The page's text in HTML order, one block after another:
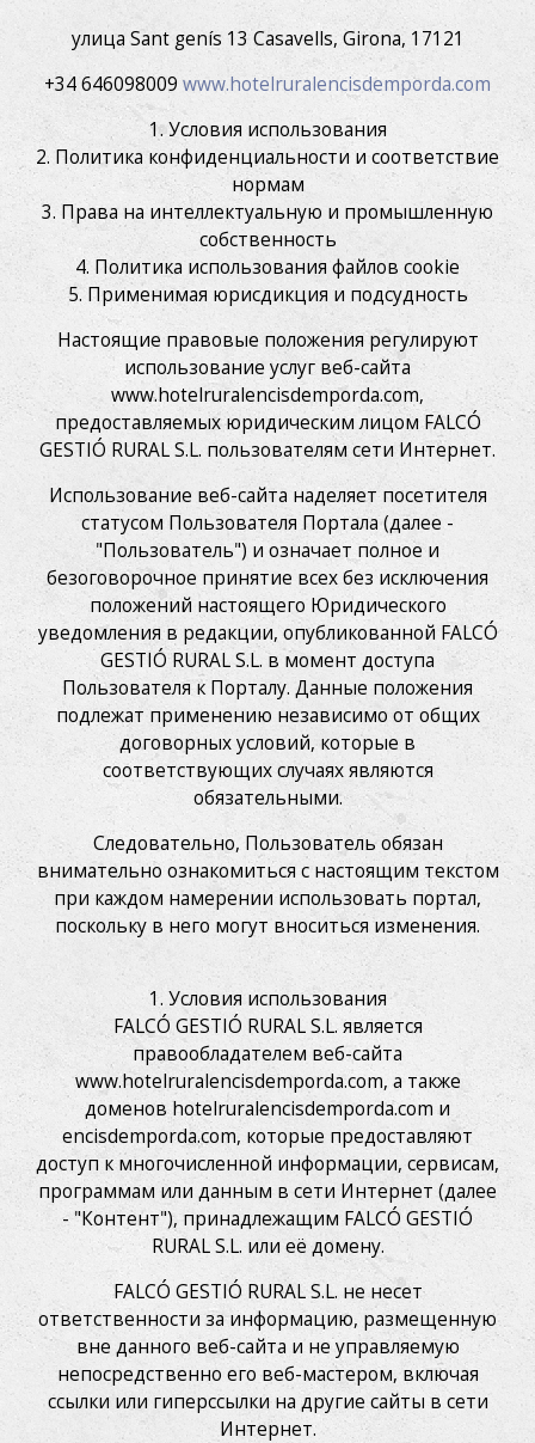
улица Sant genís 13 Casavells, Girona, 17121
+34 646098009 www.hotelruralencisdemporda.com
1. Условия использования
2. Политика конфиденциальности и соответствие
нормам
3. Права на интеллектуальную и промышленную
собственность
4. Политика использования файлов cookie
5. Применимая юрисдикция и подсудность
Настоящие правовые положения регулируют
использование услуг веб-сайта
www.hotelruralencisdemporda.com,
предоставляемых юридическим лицом FALCÓ
GESTIÓ RURAL S.L. пользователям сети Интернет.
Использование веб-сайта наделяет посетителя
статусом Пользователя Портала (далее -
"Пользователь") и означает полное и
безоговорочное принятие всех без исключения
положений настоящего Юридического
уведомления в редакции, опубликованной FALCÓ
GESTIÓ RURAL S.L. в момент доступа
Пользователя к Порталу. Данные положения
подлежат применению независимо от общих
договорных условий, которые в
соответствующих случаях являются
обязательными.
Следовательно, Пользователь обязан
внимательно ознакомиться с настоящим текстом
при каждом намерении использовать портал,
поскольку в него могут вноситься изменения.
1. Условия использования
FALCÓ GESTIÓ RURAL S.L. является
правообладателем веб-сайта
www.hotelruralencisdemporda.com, а также
доменов hotelruralencisdemporda.com и
encisdemporda.com, которые предоставляют
доступ к многочисленной информации, сервисам,
программам или данным в сети Интернет (далее
- "Контент"), принадлежащим FALCÓ GESTIÓ
RURAL S.L. или её домену.
FALCÓ GESTIÓ RURAL S.L. не несет
ответственности за информацию, размещенную
вне данного веб-сайта и не управляемую
непосредственно его веб-мастером, включая
ссылки или гиперссылки на другие сайты в сети
Интернет.